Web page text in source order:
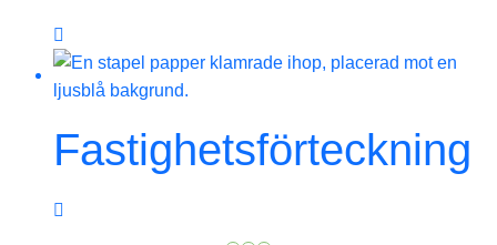
Fastighetsförteckning